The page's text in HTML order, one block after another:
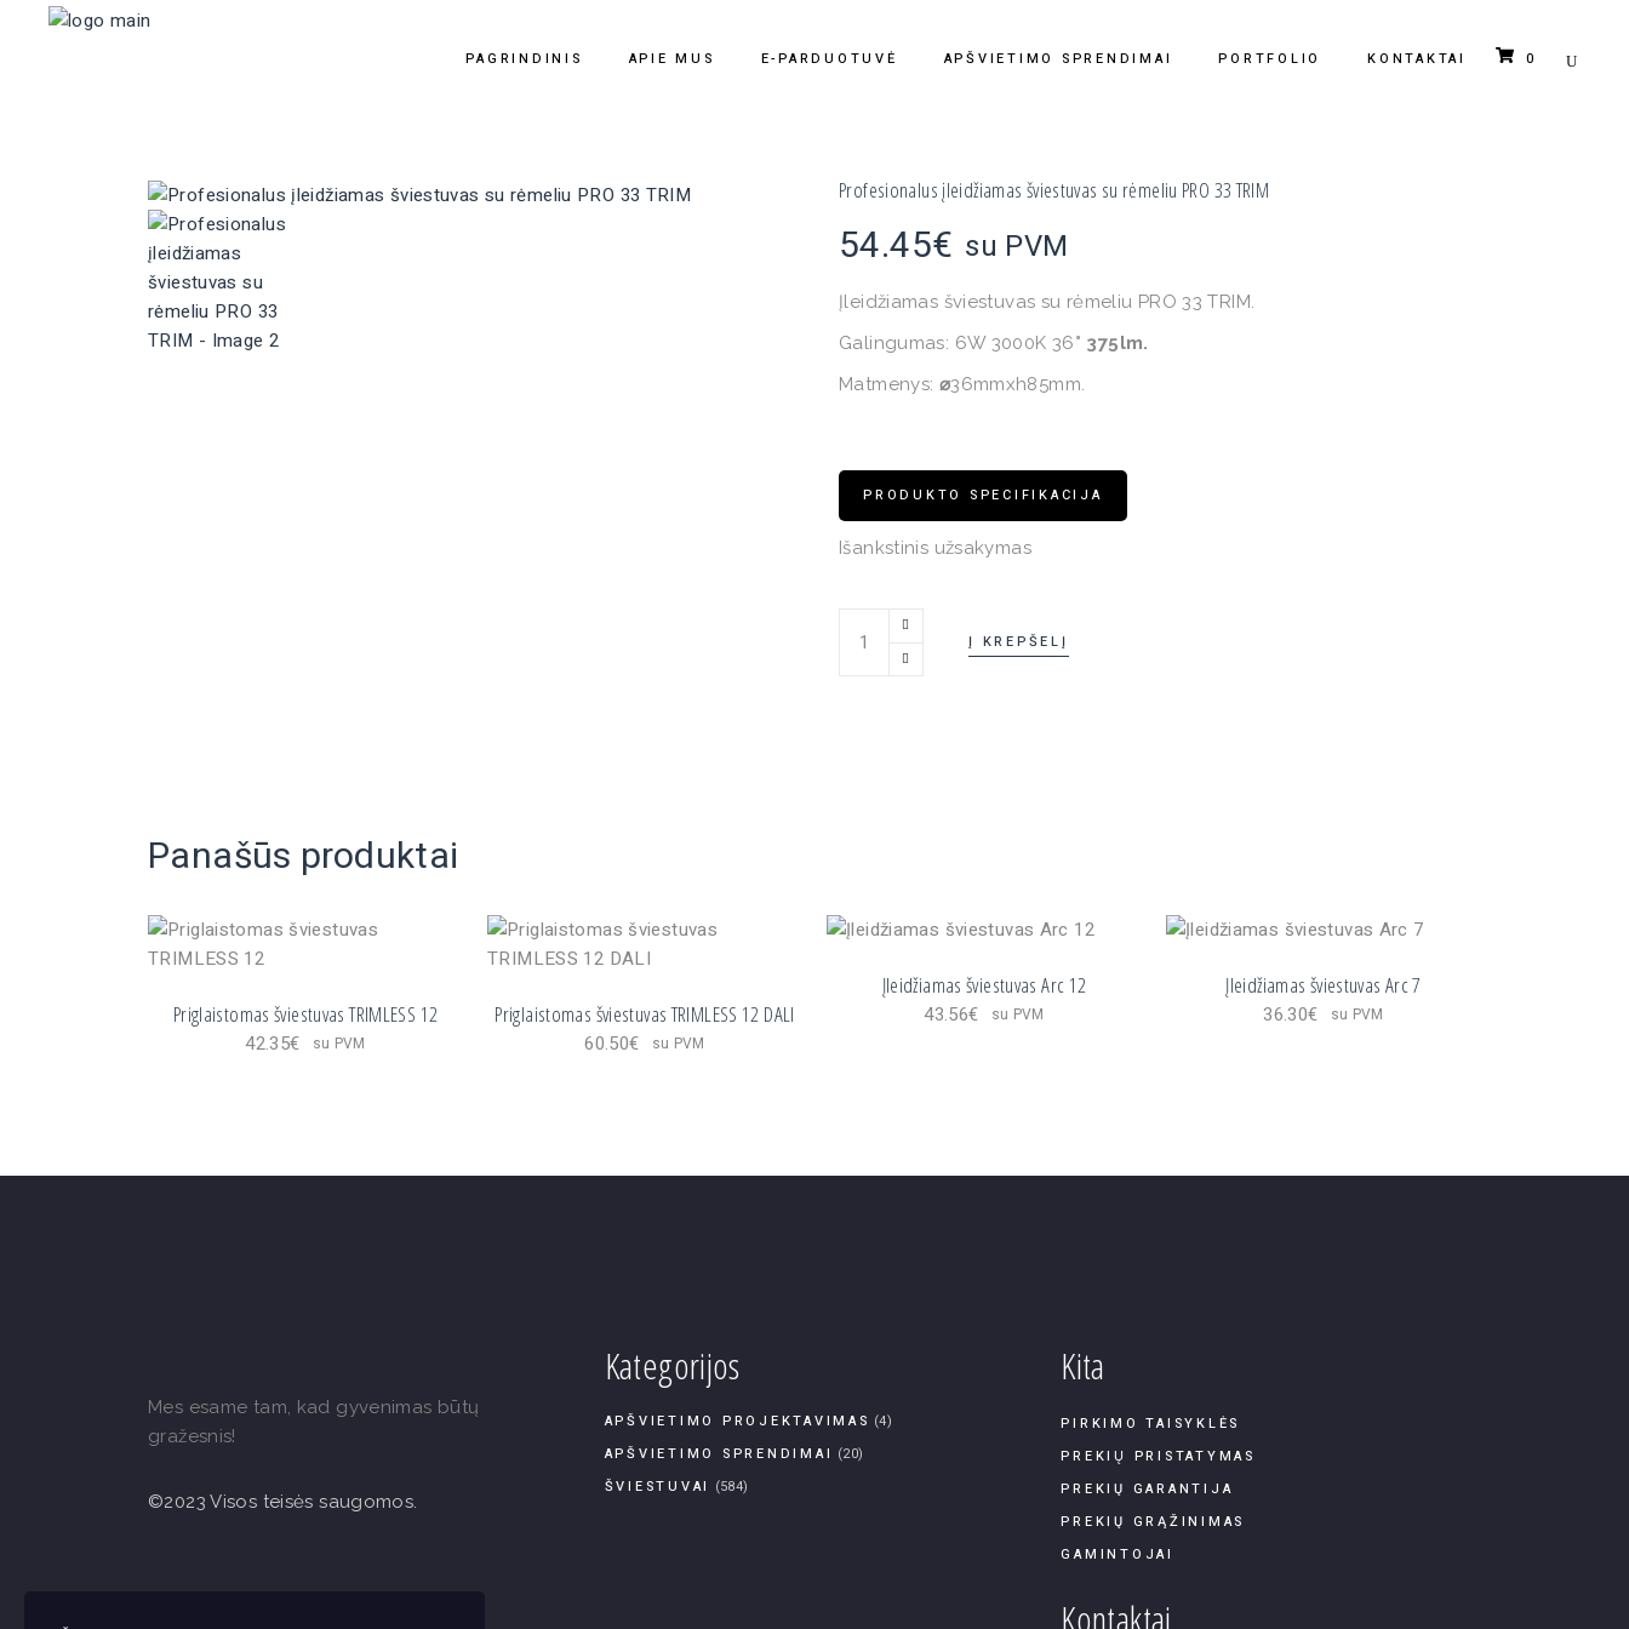
PAGRINDINIS APIE MUS E-PARDUOTUVĖ APŠVIETIMO SPRENDIMAI PORTFOLIO KONTAKTAI 0
Profesionalus įleidžiamas šviestuvas su rėmeliu PRO 33 TRIM
54.45€ su PVM
Įleidžiamas šviestuvas su rėmeliu PRO 33 TRIM.
Galingumas: 6W 3000K 36° 375lm.
Matmenys: ⌀36mmxh85mm.
PRODUKTO SPECIFIKACIJA
Išankstinis užsakymas
Profesionalus įleidžiamas šviestuvas su rėmeliu PRO 33 TRIM quantity
Į KREPŠELĮ
Panašūs produktai
Priglaistomas šviestuvas TRIMLESS 12
42.35€ su PVM
Priglaistomas šviestuvas TRIMLESS 12 DALI
60.50€ su PVM
Įleidžiamas šviestuvas Arc 12
43.56€ su PVM
Įleidžiamas šviestuvas Arc 7
36.30€ su PVM
Mes esame tam, kad gyvenimas būtų
gražesnis!
©2023 Visos teisės saugomos.
Kategorijos
APŠVIETIMO PROJEKTAVIMAS (4)
APŠVIETIMO SPRENDIMAI (20)
ŠVIESTUVAI (584)
Kita
PIRKIMO TAISYKLĖS
PREKIŲ PRISTATYMAS
PREKIŲ GARANTIJA
PREKIŲ GRĄŽINIMAS
GAMINTOJAI
Kontaktai